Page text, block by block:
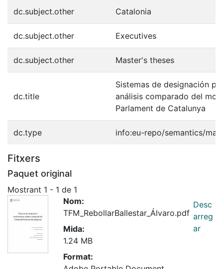
dc.subject.other Catalonia
dc.subject.other Executives
dc.subject.other Master's theses
dc.title
Sistemas de designación
análisis comparado del
Parlament de Catalunya
dc.type info:eu-repo/semantics/
Fitxers
Paquet original
Mostrant 1 - 1 de 1
Nom:
TFM_RebollarBallestar_Álvaro.pdf
Mida:
1.24 MB
Format:
Desc
arreg
ar